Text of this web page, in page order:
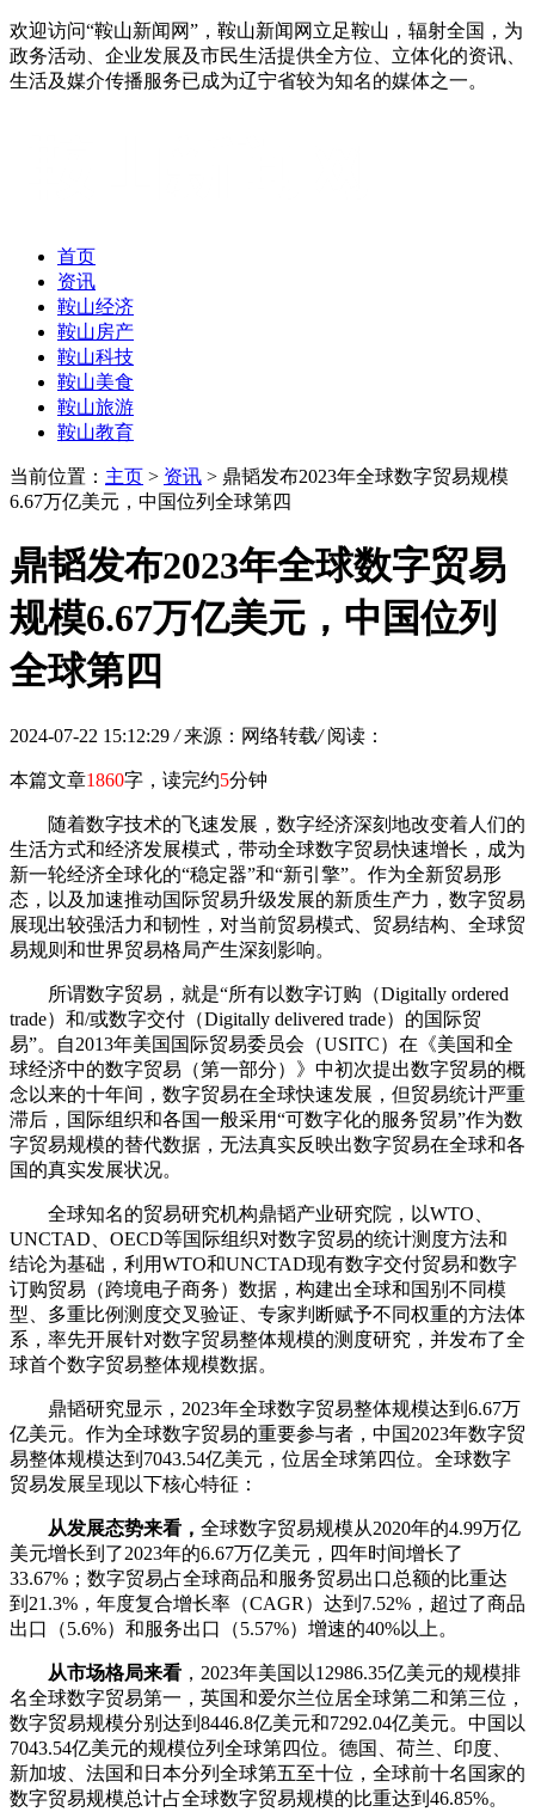
欢迎访问“鞍山新闻网”，鞍山新闻网立足鞍山，辐射全国，为
政务活动、企业发展及市民生活提供全方位、立体化的资讯、
生活及媒介传播服务已成为辽宁省较为知名的媒体之一。
首页
资讯
鞍山经济
鞍山房产
鞍山科技
鞍山美食
鞍山旅游
鞍山教育
当前位置： 主页 > 资讯 > 鼎韬发布2023年全球数字贸易规模
6.67万亿美元，中国位列全球第四
鼎韬发布2023年全球数字贸易
规模6.67万亿美元，中国位列
全球第四
2024-07-22 15:12:29 / 来源：网络转载/ 阅读：
本篇文章1860字，读完约5分钟
随着数字技术的飞速发展，数字经济深刻地改变着人们的
生活方式和经济发展模式，带动全球数字贸易快速增长，成为
新一轮经济全球化的“稳定器”和“新引擎”。作为全新贸易形
态，以及加速推动国际贸易升级发展的新质生产力，数字贸易
展现出较强活力和韧性，对当前贸易模式、贸易结构、全球贸
易规则和世界贸易格局产生深刻影响。
所谓数字贸易，就是“所有以数字订购（Digitally ordered
trade）和/或数字交付（Digitally delivered trade）的国际贸
易”。自2013年美国国际贸易委员会（USITC）在《美国和全
球经济中的数字贸易（第一部分）》中初次提出数字贸易的概
念以来的十年间，数字贸易在全球快速发展，但贸易统计严重
滞后，国际组织和各国一般采用“可数字化的服务贸易”作为数
字贸易规模的替代数据，无法真实反映出数字贸易在全球和各
国的真实发展状况。
全球知名的贸易研究机构鼎韬产业研究院，以WTO、
UNCTAD、OECD等国际组织对数字贸易的统计测度方法和
结论为基础，利用WTO和UNCTAD现有数字交付贸易和数字
订购贸易（跨境电子商务）数据，构建出全球和国别不同模
型、多重比例测度交叉验证、专家判断赋予不同权重的方法体
系，率先开展针对数字贸易整体规模的测度研究，并发布了全
球首个数字贸易整体规模数据。
鼎韬研究显示，2023年全球数字贸易整体规模达到6.67万
亿美元。作为全球数字贸易的重要参与者，中国2023年数字贸
易整体规模达到7043.54亿美元，位居全球第四位。全球数字
贸易发展呈现以下核心特征：
从发展态势来看， 全球数字贸易规模从2020年的4.99万亿
美元增长到了2023年的6.67万亿美元，四年时间增长了
33.67%；数字贸易占全球商品和服务贸易出口总额的比重达
到21.3%，年度复合增长率（CAGR）达到7.52%，超过了商品
出口（5.6%）和服务出口（5.57%）增速的40%以上。
从市场格局来看 ，2023年美国以12986.35亿美元的规模排
名全球数字贸易第一，英国和爱尔兰位居全球第二和第三位，
数字贸易规模分别达到8446.8亿美元和7292.04亿美元。中国以
7043.54亿美元的规模位列全球第四位。德国、荷兰、印度、
新加坡、法国和日本分列全球第五至十位，全球前十名国家的
数字贸易规模总计占全球数字贸易规模的比重达到46.85%。